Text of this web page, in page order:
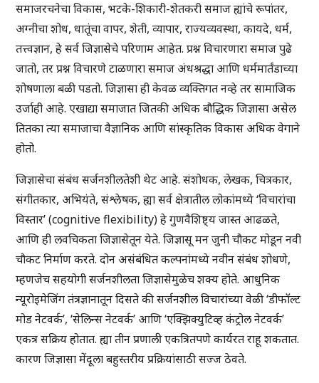
समाजरचनेचा विकास, भटके-शिकारी-शेतकरी समाज ह्यांचे रूपांतर,
अग्नीचा शोध, धातूंचा वापर, शेती, व्यापार, राज्यव्यवस्था, कायदे, धर्म,
तत्त्वज्ञान, हे सर्व जिज्ञासेचे परिणाम आहेत. प्रश्न विचारणारा समाज पुढे
जातो, तर प्रश्न विचारणे टाळणारा समाज अंधश्रद्धा आणि धर्ममार्तंडाच्या
शोषणाला बळी पडतो. जिज्ञासा ही केवळ व्यक्तिगत नव्हे तर सामाजिक
उर्जाही आहे. एखाद्या समाजात जितकी अधिक बौद्धिक जिज्ञासा असेल
तितका त्या समाजाचा वैज्ञानिक आणि सांस्कृतिक विकास अधिक वेगाने
होतो.
जिज्ञासेचा संबंध सर्जनशीलतेशी थेट आहे. संशोधक, लेखक, चित्रकार,
संगीतकार, अभियंते, संश्लेषक, ह्या सर्व क्षेत्रातील लोकांमध्ये ‘विचारांचा
विस्तार’ (cognitive flexibility) हे गुणवैशिष्ट्य जास्त आढळते,
आणि ही लवचिकता जिज्ञासेतून येते. जिज्ञासू मन जुनी चौकट मोडून नवी
चौकट निर्माण करते. दोन असंबंधित कल्पनांमध्ये नवीन संबंध शोधणे,
म्हणजेच सहयोगी सर्जनशीलता जिज्ञासेमुळेच शक्य होते. आधुनिक
न्यूरोइमेजिंग तंत्रज्ञानातून दिसते की सर्जनशील विचारांच्या वेळी ‘डीफॉल्ट
मोड नेटवर्क’, ‘सेलिन्स नेटवर्क’ आणि ‘एक्झिक्युटिव्ह कंट्रोल नेटवर्क’
एकत्र सक्रिय होतात. ह्या तीन प्रणाली एकत्रितपणे कार्यरत राहू शकतात.
कारण जिज्ञासा मेंदूला बहुस्तरीय प्रक्रियांसाठी सज्ज ठेवते.